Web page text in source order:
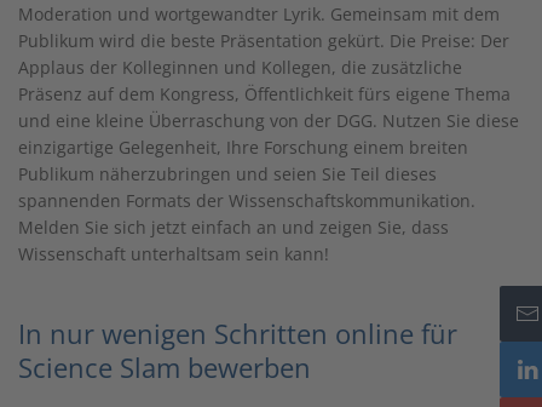
Moderation und wortgewandter Lyrik. Gemeinsam mit dem
Publikum wird die beste Präsentation gekürt. Die Preise: Der
Applaus der Kolleginnen und Kollegen, die zusätzliche
Präsenz auf dem Kongress, Öffentlichkeit fürs eigene Thema
und eine kleine Überraschung von der DGG. Nutzen Sie diese
einzigartige Gelegenheit, Ihre Forschung einem breiten
Publikum näherzubringen und seien Sie Teil dieses
spannenden Formats der Wissenschaftskommunikation.
Melden Sie sich jetzt einfach an und zeigen Sie, dass
Wissenschaft unterhaltsam sein kann!
In nur wenigen Schritten online für
Science Slam bewerben